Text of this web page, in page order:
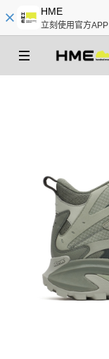
HME
立刻使用官方APP